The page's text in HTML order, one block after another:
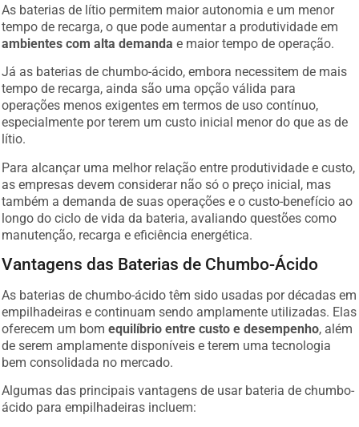
As baterias de lítio permitem maior autonomia e um menor
tempo de recarga, o que pode aumentar a produtividade em
ambientes com alta demanda e maior tempo de operação.
Já as baterias de chumbo-ácido, embora necessitem de mais
tempo de recarga, ainda são uma opção válida para
operações menos exigentes em termos de uso contínuo,
especialmente por terem um custo inicial menor do que as de
lítio.
Para alcançar uma melhor relação entre produtividade e custo,
as empresas devem considerar não só o preço inicial, mas
também a demanda de suas operações e o custo-benefício ao
longo do ciclo de vida da bateria, avaliando questões como
manutenção, recarga e eficiência energética.
Vantagens das Baterias de Chumbo-Ácido
As baterias de chumbo-ácido têm sido usadas por décadas em
empilhadeiras e continuam sendo amplamente utilizadas. Elas
oferecem um bomequilíbrio entre custo e desempenho, além
de serem amplamente disponíveis e terem uma tecnologia
bem consolidada no mercado.
Algumas das principais vantagens de usar bateria de chumbo-
ácido para empilhadeiras incluem: